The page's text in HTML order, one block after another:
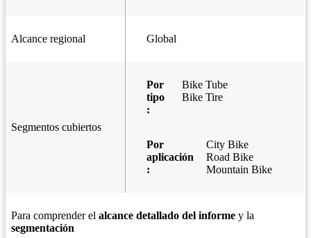
Alcance regional Global
Segmentos cubiertos
Por
tipo
:
Bike Tube
Bike Tire
Por
aplicación
:
City Bike
Road Bike
Mountain Bike
Para comprender el alcance detallado del informe y la
segmentación